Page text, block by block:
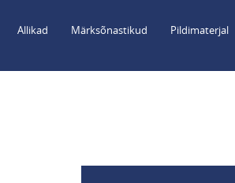
Allikad Märksõnastikud Pildimaterjal